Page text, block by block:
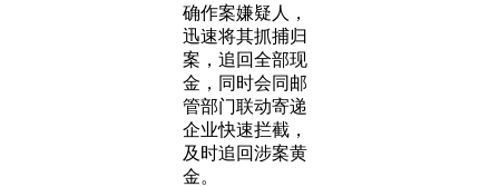
确作案嫌疑人，
迅速将其抓捕归
案，追回全部现
金，同时会同邮
管部门联动寄递
企业快速拦截，
及时追回涉案黄
金。